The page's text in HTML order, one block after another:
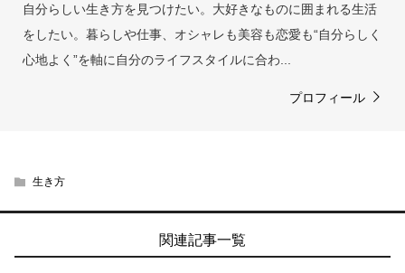
自分らしい生き方を見つけたい。大好きなものに囲まれる生活
をしたい。暮らしや仕事、オシャレも美容も恋愛も“自分らしく
心地よく”を軸に自分のライフスタイルに合わ...
プロフィール
生き方
関連記事一覧